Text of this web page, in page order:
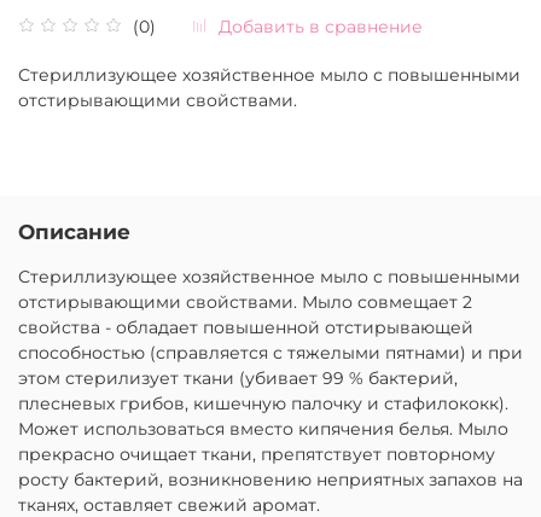
(0) Добавить в сравнение
Стериллизующее хозяйственное мыло с повышенными
отстирывающими свойствами.
Описание
Стериллизующее хозяйственное мыло с повышенными
отстирывающими свойствами. Мыло совмещает 2
свойства - обладает повышенной отстирывающей
способностью (справляется с тяжелыми пятнами) и при
этом стерилизует ткани (убивает 99 % бактерий,
плесневых грибов, кишечную палочку и стафилококк).
Может использоваться вместо кипячения белья. Мыло
прекрасно очищает ткани, препятствует повторному
росту бактерий, возникновению неприятных запахов на
тканях, оставляет свежий аромат.